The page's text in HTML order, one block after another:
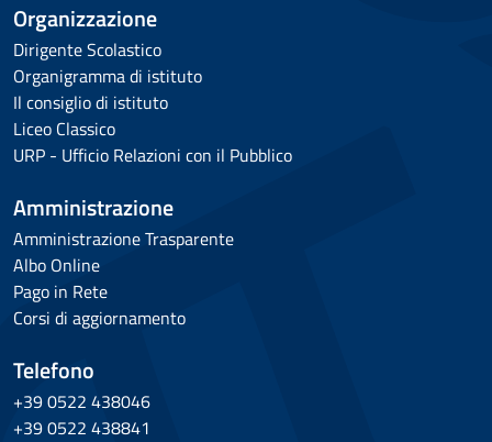
Organizzazione
Dirigente Scolastico
Organigramma di istituto
Il consiglio di istituto
Liceo Classico
URP - Ufficio Relazioni con il Pubblico
Amministrazione
Amministrazione Trasparente
Albo Online
Pago in Rete
Corsi di aggiornamento
Telefono
+39 0522 438046
+39 0522 438841